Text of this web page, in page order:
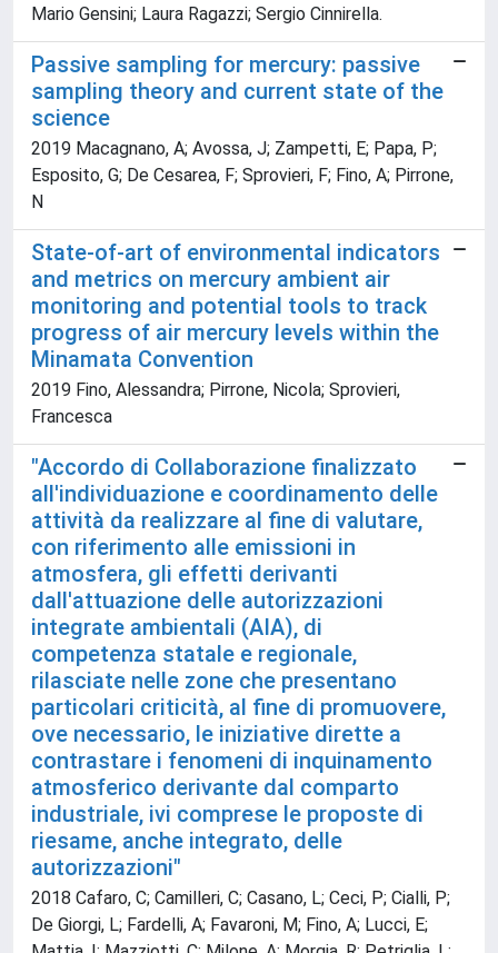
Mario Gensini; Laura Ragazzi; Sergio Cinnirella.
Passive sampling for mercury: passive
sampling theory and current state of the
science
2019 Macagnano, A; Avossa, J; Zampetti, E; Papa, P;
Esposito, G; De Cesarea, F; Sprovieri, F; Fino, A; Pirrone,
N
State-of-art of environmental indicators
and metrics on mercury ambient air
monitoring and potential tools to track
progress of air mercury levels within the
Minamata Convention
2019 Fino, Alessandra; Pirrone, Nicola; Sprovieri,
Francesca
"Accordo di Collaborazione finalizzato
all'individuazione e coordinamento delle
attività da realizzare al fine di valutare,
con riferimento alle emissioni in
atmosfera, gli effetti derivanti
dall'attuazione delle autorizzazioni
integrate ambientali (AIA), di
competenza statale e regionale,
rilasciate nelle zone che presentano
particolari criticità, al fine di promuovere,
ove necessario, le iniziative dirette a
contrastare i fenomeni di inquinamento
atmosferico derivante dal comparto
industriale, ivi comprese le proposte di
riesame, anche integrato, delle
autorizzazioni"
2018 Cafaro, C; Camilleri, C; Casano, L; Ceci, P; Cialli, P;
De Giorgi, L; Fardelli, A; Favaroni, M; Fino, A; Lucci, E;